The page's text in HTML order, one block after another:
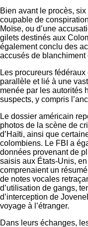
Bien avant le procès,
coupable de
Moïse, ou d’une
gilets destinés aux
également conclu des
accusés de blanchiment
Les procureurs
parallèle et lié à une
menée par les autorités
suspects, y compris
Le dossier américain
photos de la scène de
d’Haïti, ainsi que
colombiens. Le FBI a
données provenant de
saisis aux États-Unis,
comprenaient un
de notes vocales
d’utilisation de gangs,
d’interception de
voyage à l’étranger.
Dans leurs échanges,